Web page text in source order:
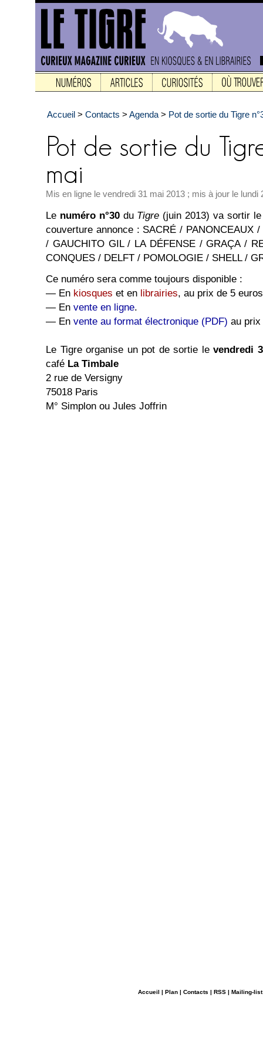
Accueil > Contacts > Agenda > Pot de sortie du Tigre
Mis en ligne le vendredi 31 mai 2013 ; mis à jour le lundi
Le numéro n°30 du Tigre (juin 2013) va sortir
couverture annonce : SACRÉ / PANONCEAUX
/ GAUCHITO GIL / LA DÉFENSE / GRAÇA /
CONQUES / DELFT / POMOLOGIE / SHELL /
Ce numéro sera comme toujours disponible :
― En kiosques et en librairies, au prix de 5
― En vente en ligne.
― En vente au format électronique (PDF) au prix
Le Tigre organise un pot de sortie levendredi
café La Timbale
2 rue de Versigny
75018 Paris
M° Simplon ou Jules Joffrin
Accueil | Plan | Contacts | RSS | Mailing-list